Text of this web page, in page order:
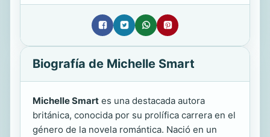
Biografía de Michelle Smart
Michelle Smart es una destacada autora
británica, conocida por su prolífica carrera en el
género de la novela romántica. Nació en un